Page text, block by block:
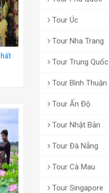
Tour Úc
Tour Nha Trang
Tour Trung Quốc
Tour Bình Thuận
Tour Ấn Độ
Tour Nhật Bản
Tour Đà Nẵng
Tour Cà Mau
Tour Singapore